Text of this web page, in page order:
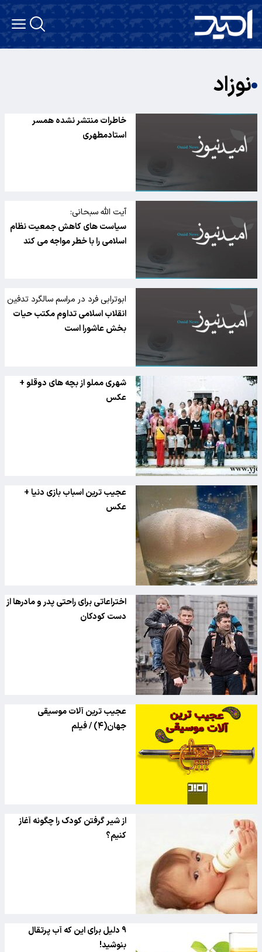
نوزاد
خاطرات منتشر نشده همسر
استادمطهری
آیت الله سبحانی: ‏
سیاست های کاهش جمعیت نظام
اسلامی را با خطر مواجه می کند
ابوترابی فرد در مراسم سالگرد تدفین
شهدای گمنام:
انقلاب اسلامی تداوم مکتب حیات
بخش عاشورا است
شهری مملو از بچه های دوقلو +
عکس
عجیب ترین اسباب بازی دنیا +
عکس
اختراعاتی برای راحتی پدر و مادرها از
دست کودکان
عجیب ترین آلات موسیقی
جهان(۴) / فیلم
از شیر گرفتن کودک را چگونه آغاز
کنیم؟
۹ دلیل برای این که آب پرتقال
بنوشید!